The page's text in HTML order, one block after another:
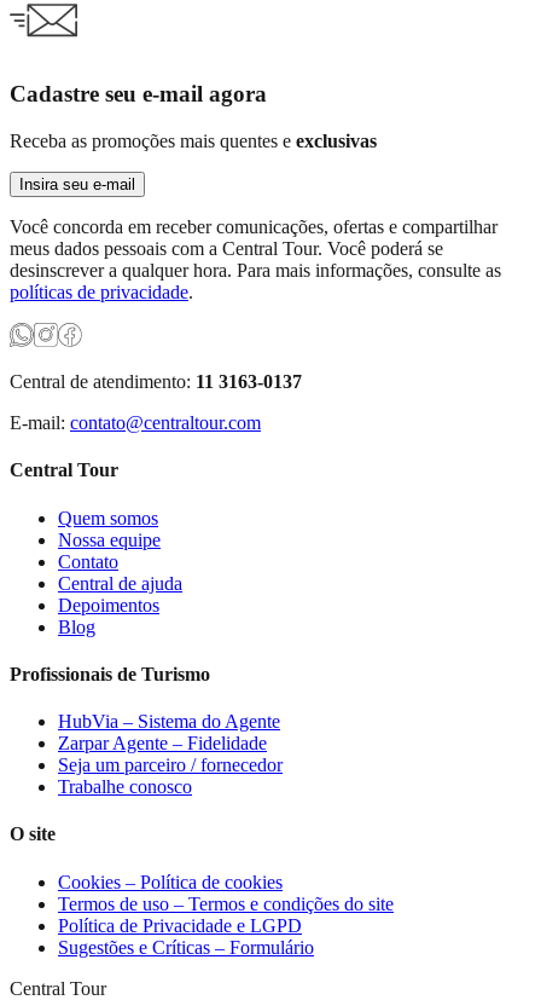
Cadastre seu e-mail agora
Receba as promoções mais quentes e exclusivas
Insira seu e-mail
Você concorda em receber comunicações, ofertas e compartilhar
meus dados pessoais com a Central Tour. Você poderá se
desinscrever a qualquer hora. Para mais informações, consulte as
políticas de privacidade.
Central de atendimento: 11 3163-0137
E-mail: contato@centraltour.com
Central Tour
Quem somos
Nossa equipe
Contato
Central de ajuda
Depoimentos
Blog
Profissionais de Turismo
HubVia – Sistema do Agente
Zarpar Agente – Fidelidade
Seja um parceiro / fornecedor
Trabalhe conosco
O site
Cookies – Política de cookies
Termos de uso – Termos e condições do site
Política de Privacidade e LGPD
Sugestões e Críticas – Formulário
Central Tour